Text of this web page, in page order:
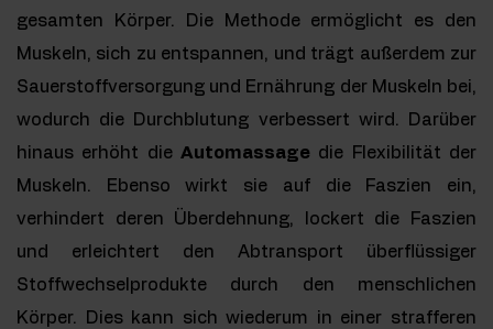
gesamten Körper. Die Methode ermöglicht es den
Muskeln, sich zu entspannen, und trägt außerdem zur
Sauerstoffversorgung und Ernährung der Muskeln bei,
wodurch die Durchblutung verbessert wird. Darüber
hinaus erhöht die Automassage die Flexibilität der
Muskeln. Ebenso wirkt sie auf die Faszien ein,
verhindert deren Überdehnung, lockert die Faszien
und erleichtert den Abtransport überflüssiger
Stoffwechselprodukte durch den menschlichen
Körper. Dies kann sich wiederum in einer strafferen